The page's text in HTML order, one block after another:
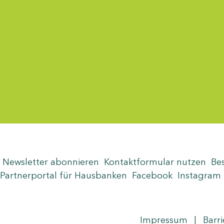
Newsletter abonnieren Kontaktformular nutzen
Partnerportal für Hausbanken Facebook Instagram
Impressum